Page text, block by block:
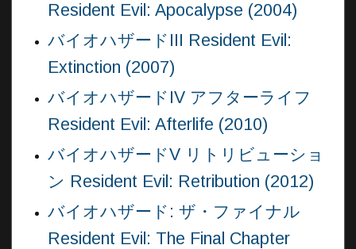
Resident Evil: Apocalypse (2004)
バイオハザードIII Resident Evil:
Extinction (2007)
バイオハザードIV アフターライフ
Resident Evil: Afterlife (2010)
バイオハザードV リトリビューショ
ン Resident Evil: Retribution (2012)
バイオハザード: ザ・ファイナル
Resident Evil: The Final Chapter